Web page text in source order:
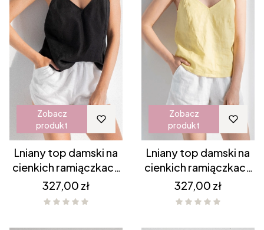
Zobacz
produkt
Lniany top damski na
cienkich ramiączkach
dekolt w serek
CZARNY
Cena
327,00 zł
Zobacz
produkt
Lniany top damski na
cienkich ramiączkach
dekolt w serek Żółty
Cena
327,00 zł